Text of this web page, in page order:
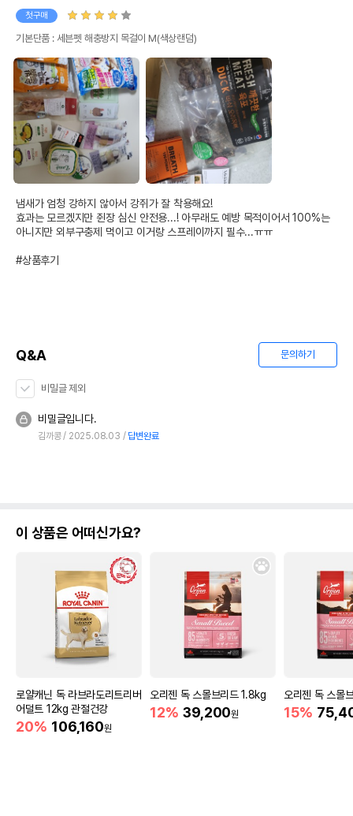
첫구매
기본단품 : 세븐펫 해충방지 목걸이 M(색상랜덤)
냄새가 엄청 강하지 않아서 강쥐가 잘 착용해요!
효과는 모르겠지만 쥔장 심신 안전용...! 아무래도 예방 목적이어서 100%는
아니지만 외부구충제 먹이고 이거랑 스프레이까지 필수...ㅠㅠ
#상품후기
Q&A 문의하기
비밀글 제외
비밀글입니다.
김까콩 2025.08.03 답변완료
이 상품은 어떠신가요?
로얄캐닌 독 라브라도리트리버
어덜트 12kg 관절건강
20% 106,160원
오리젠 독 스몰브리드 1.8kg
12% 39,200원
오리젠 독 스몰
15%